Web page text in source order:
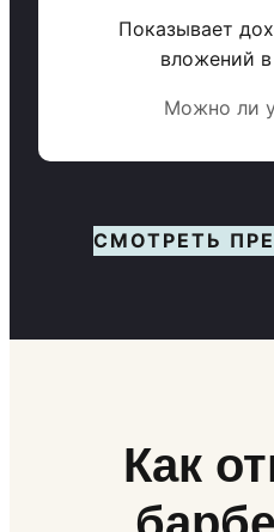
Показывает
вложений
Можно ли
СМОТРЕТЬ
Как